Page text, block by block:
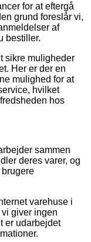
for at eftergå
grund foreslår vi,
af
bestiller.
sikre muligheder
Her er der en
mulighed for at
hvilket
hos
sammen
deres varer, og
varehuse i
giver ingen
er udarbejdet